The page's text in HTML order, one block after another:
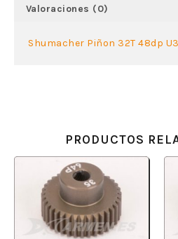
Valoraciones (0)
Shumacher Piñon 32T 48dp
PRODUCTOS